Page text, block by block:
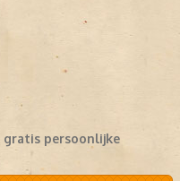
gratis persoonlijke